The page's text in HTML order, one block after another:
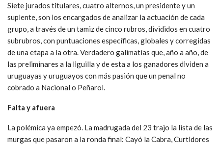
Siete jurados titulares, cuatro alternos, un presidente y un
suplente, son los encargados de analizar la actuación de cada
grupo, a través de un tamiz de cinco rubros, divididos en cuatro
subrubros, con puntuaciones específicas, globales y corregidas
de una etapa a la otra. Verdadero galimatías que, año a año, de
las preliminares a la liguilla y de esta a los ganadores dividen a
uruguayas y uruguayos con más pasión que un penal no
cobrado a Nacional o Peñarol.
Falta y afuera
La polémica ya empezó. La madrugada del 23 trajo la lista de las
murgas que pasaron a la ronda final: Cayó la Cabra, Curtidores